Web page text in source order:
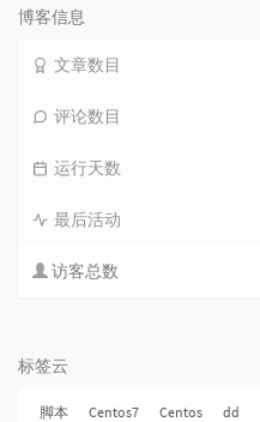
博客信息
文章数目
评论数目
运行天数
最后活动
访客总数
标签云
脚本 Centos7 Centos dd